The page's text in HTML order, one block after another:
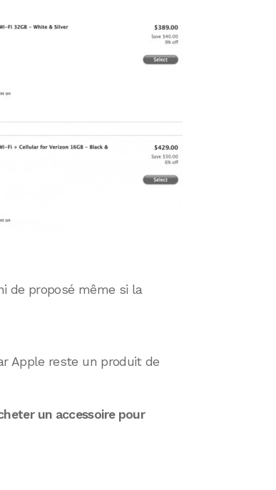
de proposé même si la
Apple reste un produit de
un accessoire pour